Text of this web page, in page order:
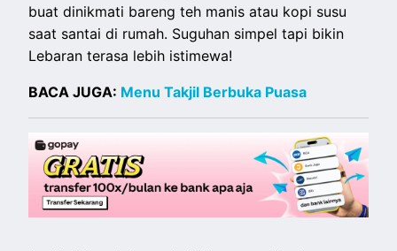
buat dinikmati bareng teh manis atau kopi susu
saat santai di rumah. Suguhan simpel tapi bikin
Lebaran terasa lebih istimewa!
BACA JUGA: Menu Takjil Berbuka Puasa